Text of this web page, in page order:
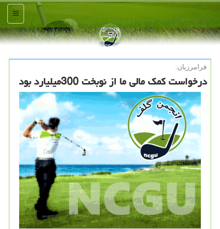
منو
فرامرزیان:
درخواست كمك مالی ما از نوبخت 300میلیارد بود